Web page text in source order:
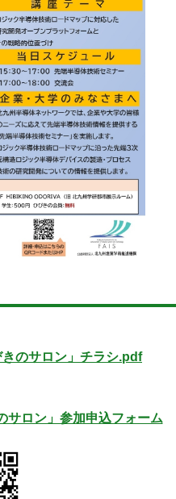
のサロン」チラシ.pdf
サロン」参加申込フォーム